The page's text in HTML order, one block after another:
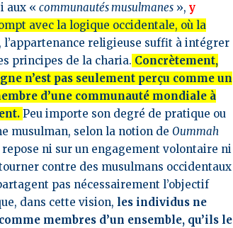
aux «communautés musulmanes », y
avec la logique occidentale, où la
l’appartenance religieuse suffit à intégrer
principes de la charia. Concrètement,
n’est pas seulement perçu comme un
d’une communauté mondiale à
Peu importe son degré de pratique ou
musulman, selon la notion de Oummah
ni sur un engagement volontaire ni
contre des musulmans occidentaux
pas nécessairement l’objectif
dans cette vision, les individus ne
membres d’un ensemble, qu’ils le